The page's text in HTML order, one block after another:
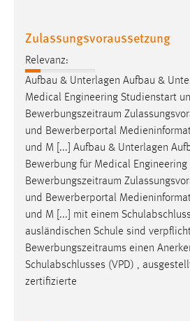
Zulassungsvoraussetzung
Relevanz:
Aufbau & Unterlagen Aufbau &
Medical Engineering Studienstart
Bewerbungszeitraum
und Bewerberportal
und M [...] Aufbau & Unterlagen
Bewerbung für Medical
Bewerbungszeitraum
und Bewerberportal
und M [...] mit einem
ausländischen Schule sind
Bewerbungszeitraums einen
Schulabschlusses (VPD) ,
zertifizierte
Zweck:
Cookie Laufzeit:
MibewSessionID, mibew-chat-
Jahre, MIBEW_UserID = 1 Jahr
Login
Name:
fe_user, be_user,
Zweck:
Dieser Cookie ist notwendig um
einloggen zu können.
Cookie Laufzeit: